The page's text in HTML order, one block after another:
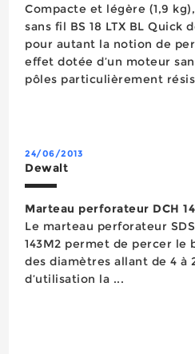
Compacte et légère (1,9
sans fil BS 18 LTX BL Quick
pour autant la notion de
effet dotée d’un moteur
pôles particulièrement
24/06/2013
Dewalt
Marteau perforateur DCH
Le marteau perforateur
143M2 permet de percer le
des diamètres allant de 4 à
d’utilisation la ...